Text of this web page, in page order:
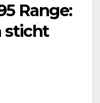
Range:
sticht